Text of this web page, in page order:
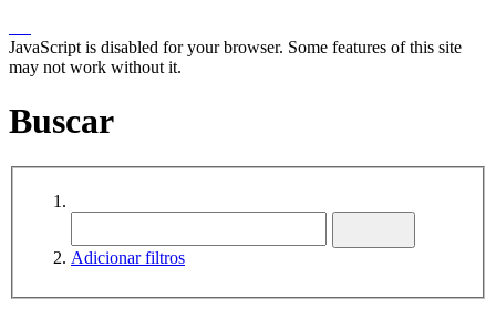
JavaScript is disabled for your browser. Some features of this site
may not work without it.
Buscar
Adicionar filtros